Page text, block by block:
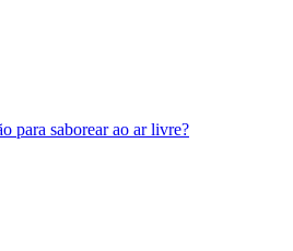
para saborear ao ar livre?